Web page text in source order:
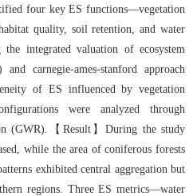
four key ES functions—vegetation
quality, soil retention, and water
integrated valuation of ecosystem
carnegie-ames-stanford approach
of ES influenced by vegetation
were analyzed through
(GWR).【Result】During the study
while the area of coniferous forests
exhibited central aggregation but
regions. Three ES metrics—water